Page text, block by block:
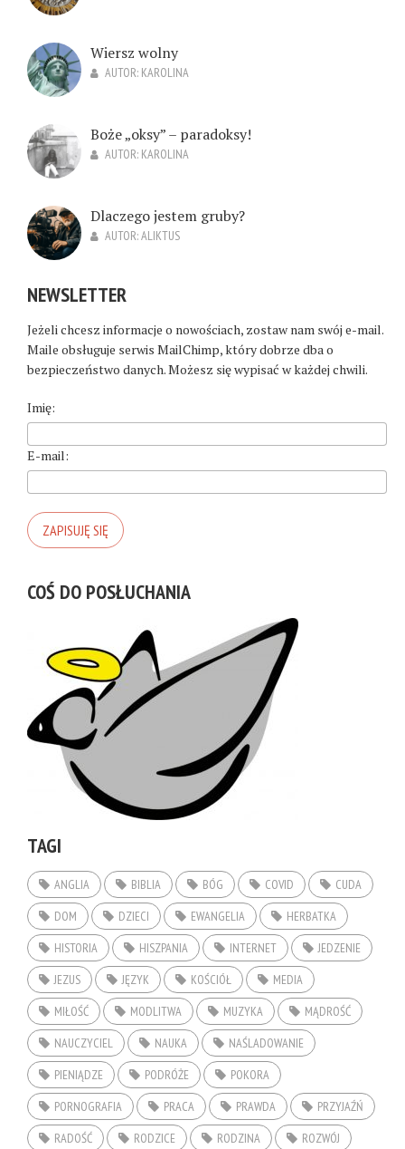
Wiersz wolny
AUTOR: KAROLINA
Boże „oksy” – paradoksy!
AUTOR: KAROLINA
Dlaczego jestem gruby?
AUTOR:ALIKTUS
NEWSLETTER
Jeżeli chcesz informacje o nowościach, zostaw nam swój e-mail.
Maile obsługuje serwis MailChimp, który dobrze dba o
bezpieczeństwo danych. Możesz się wypisać w każdej chwili.
Imię:
E-mail:
COŚ DO POSŁUCHANIA
TAGI
ANGLIA BIBLIA BÓG COVID
CUDA
DOM
DZIECI EWANGELIA
HERBATKA
HISTORIA
HISZPANIA INTERNET
JEDZENIE
JEZUS
JĘZYK KOŚCIÓŁ
MEDIA
MIŁOŚĆ
MODLITWA MUZYKA
MĄDROŚĆ
NAUCZYCIEL
NAUKA
NAŚLADOWANIE
PIENIĄDZE
PODRÓŻE
POKORA
PORNOGRAFIA
PRACA PRAWDA
PRZYJAŹŃ
RADOŚĆ
RODZICE RODZINA
ROZWÓJ